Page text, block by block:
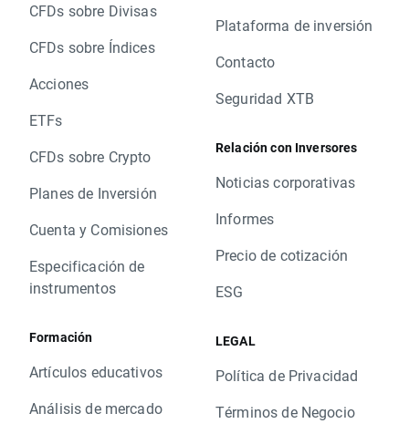
CFDs sobre Divisas
CFDs sobre Índices
Acciones
ETFs
CFDs sobre Crypto
Planes de Inversión
Cuenta y Comisiones
Especificación de
instrumentos
Formación
Artículos educativos
Análisis de mercado
Plataforma de inversión
Contacto
Seguridad XTB
Relación con Inversores
Noticias corporativas
Informes
Precio de cotización
ESG
LEGAL
Política de Privacidad
Términos de Negocio